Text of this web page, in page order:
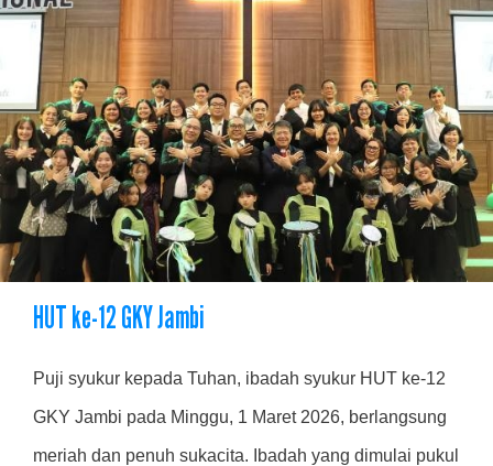
HUT ke-12 GKY Jambi
Puji syukur kepada Tuhan, ibadah syukur HUT ke-12
GKY Jambi pada Minggu, 1 Maret 2026, berlangsung
meriah dan penuh sukacita. Ibadah yang dimulai pukul